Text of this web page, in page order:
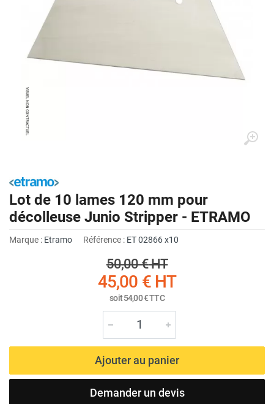
Lot de 10 lames 120 mm pour
décolleuse Junio Stripper - ETRAMO
Marque : Etramo Référence : ET 02866 x10
50,00 €HT
45,00 €HT
soit54,00 €TTC
Ajouter au panier
Demander un devis